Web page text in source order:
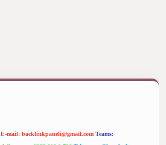
E-mail: backlinkpaneli@gmail.com Teams: